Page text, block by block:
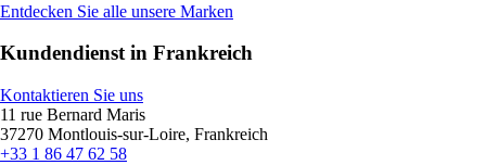
Entdecken Sie alle unsere Marken
Kundendienst in Frankreich
Kontaktieren Sie uns
11 rue Bernard Maris
37270 Montlouis-sur-Loire, Frankreich
+33 1 86 47 62 58